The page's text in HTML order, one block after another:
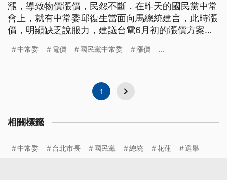
漲，導致物價漲價，民怨不斷．在昨天的國民黨中常
會上，就有中常委邱復生當面向馬總統建言，此時漲
價，明顯缺乏說服力，建議台電6月初的漲價方案應
統並沒有接受，強調依據經濟部的資料，電價漲價，
攀升，國民黨中常委邱復生30
中常委 電價 國民黨中常委 漲價 ...
1
相關標籤
中常委 台北市長 國民黨 總統 花蓮 選舉